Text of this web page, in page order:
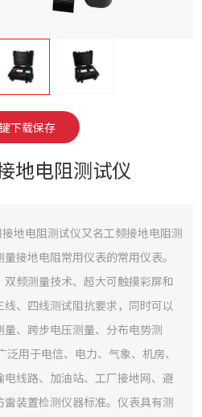
下载保存
地电阻测试仪
地电阻测试仪又名工频接地电阻测
接地电阻常用仪表的常用仪表。
频测量技术、超大可触摸彩屏和
、四线测试阻抗要求，同时可以
、跨步电压测量、分布电势测
用于电信、电力、气象、机房、
线路、加油站、工厂接地网、避
装置检测仪器标准。仪表具有测